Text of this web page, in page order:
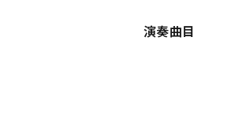
演奏曲目